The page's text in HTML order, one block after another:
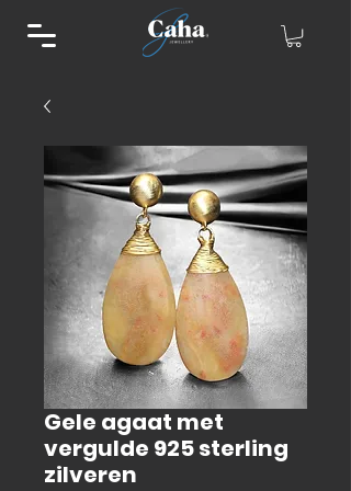
Gele agaat met
vergulde 925 sterling
zilveren